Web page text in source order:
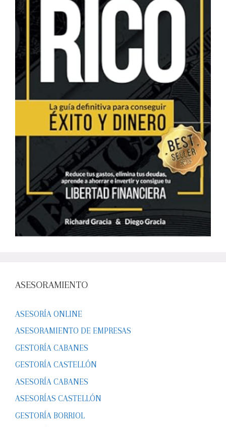
ASESORAMIENTO
ASESORÍA ONLINE
ASESORAMIENTO DE EMPRESAS
GESTORÍA CABANES
GESTORÍA CASTELLÓN
ASESORÍA CABANES
ASESORÍAS CASTELLÓN
GESTORÍA BORRIOL